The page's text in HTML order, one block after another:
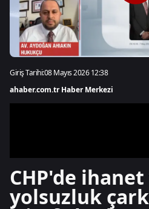
Giriş Tarihi:08 Mayıs 2026 12:38
ahaber.com.tr Haber Merkezi
CHP'de ihanet
yolsuzluk